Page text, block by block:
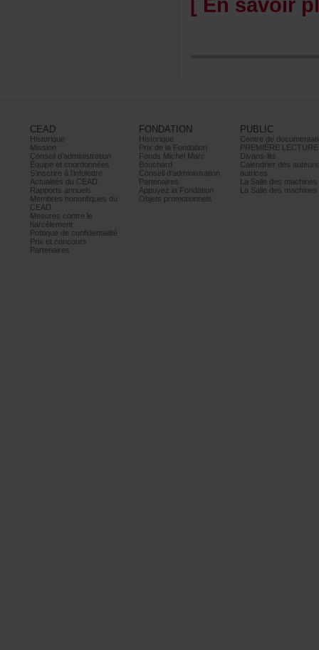
CEAD
Historique
Mission
Conseild’administration
Équipeetcoordonnées
S’inscrireàl’infolettre
ActualitésduCEAD
Rapportsannuels
Membreshonorifiquesdu
CEAD
Mesurescontrele
harcèlement
Politiquedeconfidentialité
Prixetconcours
Partenaires
FONDATION
Historique
PrixdelaFondation
FondsMichelMarc
Bouchard
Conseild’administration
Partenaires
AppuyezlaFondation
Objetspromotionnels
PUBLIC
PREMIÈRELECTURE
Divans-lits
autrices